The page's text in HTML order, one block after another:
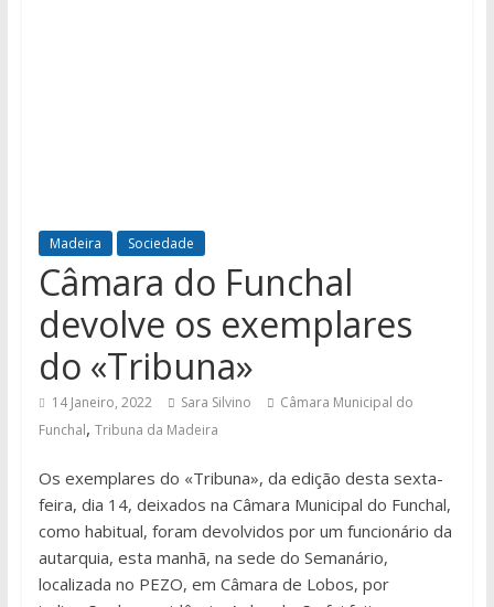
Madeira Sociedade
Câmara do Funchal
devolve os exemplares
do «Tribuna»
14 Janeiro, 2022 Sara Silvino
Câmara Municipal do
Funchal, Tribuna da Madeira
Os exemplares do «Tribuna», da edição desta sexta-
feira, dia 14, deixados na Câmara Municipal do Funchal,
como habitual, foram devolvidos por um funcionário da
autarquia, esta manhã, na sede do Semanário,
localizada no PEZO, em Câmara de Lobos, por